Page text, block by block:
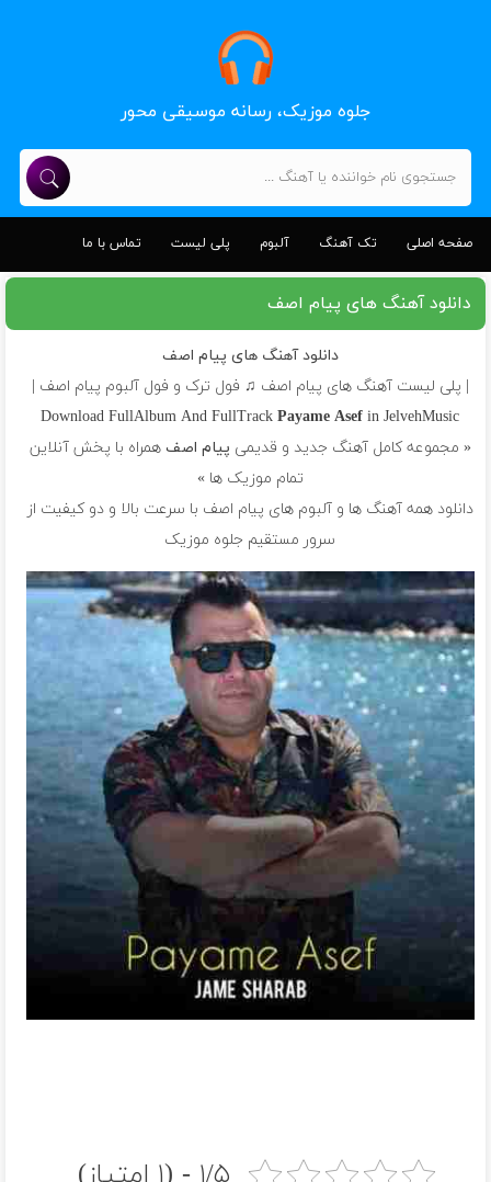
جلوه موزیک، رسانه موسیقی محور
صفحه اصلی تک آهنگ آلبوم پلی لیست تماس با ما
دانلود آهنگ های پیام اصف
دانلود آهنگ های پیام اصف
| پلی لیست آهنگ های پیام اصف ♫ فول ترک و فول آلبوم پیام اصف |
Download FullAlbum And FullTrackPayame Asefin JelvehMusic
« مجموعه کامل آهنگ جدید و قدیمی پیام اصف همراه با پخش آنلاین
تمام موزیک ها »
دانلود همه آهنگ ها و آلبوم های پیام اصف با سرعت بالا و دو کیفیت از
سرور مستقیم جلوه موزیک